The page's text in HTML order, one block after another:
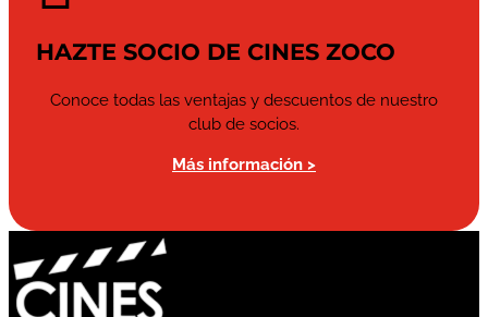
HAZTE SOCIO DE CINES ZOCO
Conoce todas las ventajas y descuentos de nuestro
club de socios.
Más información >